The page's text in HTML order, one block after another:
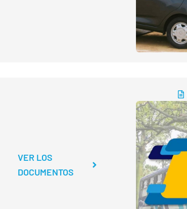
VER LOS
DOCUMENTOS